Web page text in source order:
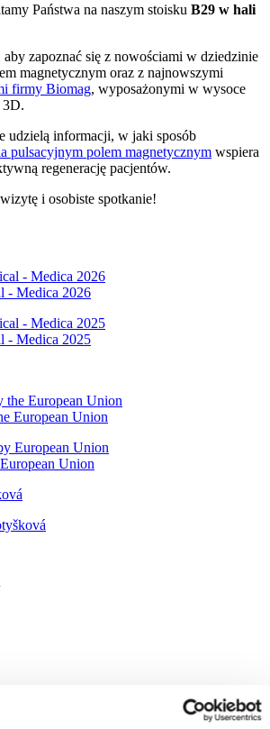
Państwa na naszym stoisku B29 w hali
zapoznać się z nowościami w dziedzinie
magnetycznym oraz z najnowszymi
firmy Biomag, wyposażonymi w wysoce
3D.
udzielą informacji, w jaki sposób
pulsacyjnym polem magnetycznym wspiera
regenerację pacjentów.
i osobiste spotkanie!
- Medica 2026
- Medica 2025
European Union
Union